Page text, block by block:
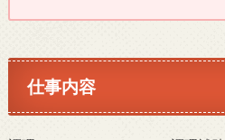
仕事内容